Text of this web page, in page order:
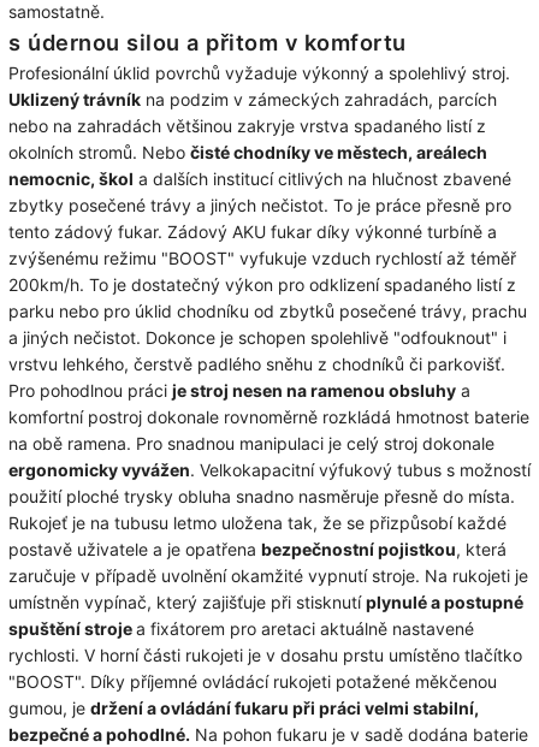
samostatně.
s údernou silou a přitom v komfortu
Profesionální úklid povrchů vyžaduje výkonný a spolehlivý stroj.
Uklizený trávník na podzim v zámeckých zahradách, parcích
nebo na zahradách většinou zakryje vrstva spadaného listí z
okolních stromů. Nebo čisté chodníky ve městech, areálech
nemocnic, škol a dalších institucí citlivých na hlučnost zbavené
zbytky posečené trávy a jiných nečistot. To je práce přesně pro
tento zádový fukar. Zádový AKU fukar díky výkonné turbíně a
zvýšenému režimu "BOOST" vyfukuje vzduch rychlostí až téměř
200km/h. To je dostatečný výkon pro odklizení spadaného listí z
parku nebo pro úklid chodníku od zbytků posečené trávy, prachu
a jiných nečistot. Dokonce je schopen spolehlivě "odfouknout" i
vrstvu lehkého, čerstvě padlého sněhu z chodníků či parkovišť.
Pro pohodlnou práci je stroj nesen na ramenou obsluhy a
komfortní postroj dokonale rovnoměrně rozkládá hmotnost baterie
na obě ramena. Pro snadnou manipulaci je celý stroj dokonale
ergonomicky vyvážen. Velkokapacitní výfukový tubus s možností
použití ploché trysky obluha snadno nasměruje přesně do místa.
Rukojeť je na tubusu letmo uložena tak, že se přizpůsobí každé
postavě uživatele a je opatřena bezpečnostní pojistkou, která
zaručuje v případě uvolnění okamžité vypnutí stroje. Na rukojeti je
umístněn vypínač, který zajišťuje při stisknutíplynulé a postupné
spuštění strojea fixátorem pro aretaci aktuálně nastavené
rychlosti. V horní části rukojeti je v dosahu prstu umístěno tlačítko
"BOOST". Díky příjemné ovládácí rukojeti potažené měkčenou
gumou, je držení a ovládání fukaru při práci velmi stabilní,
bezpečné a pohodlné. Na pohon fukaru je v sadě dodána baterie